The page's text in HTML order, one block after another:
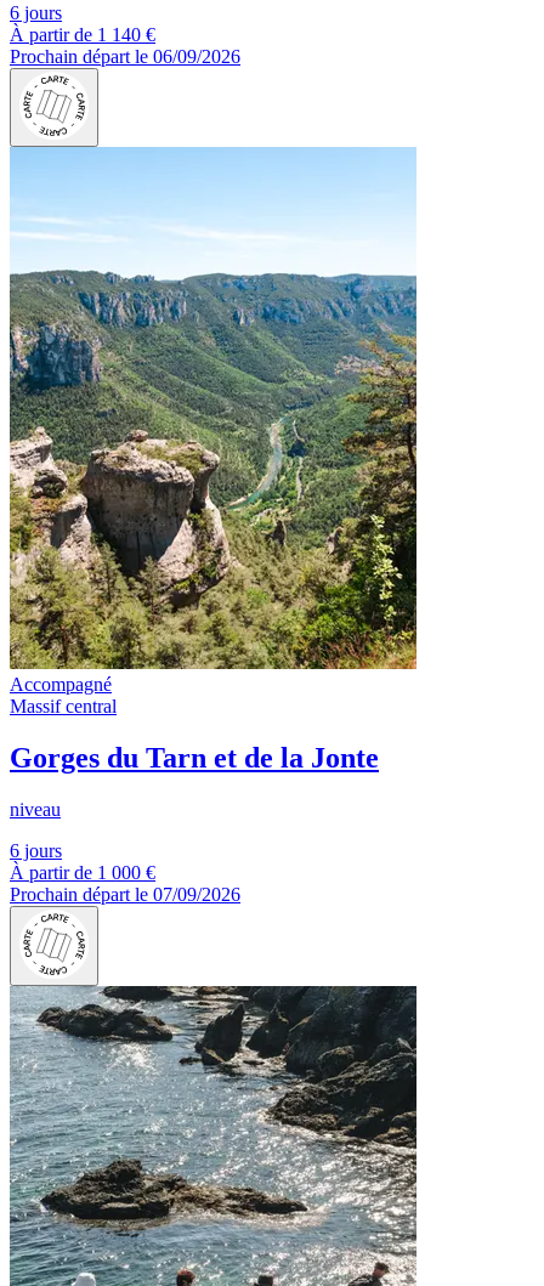
6 jours
À partir de 1 140 €
Prochain départ le 06/09/2026
Accompagné
Massif central
Gorges du Tarn et de la Jonte
niveau
6 jours
À partir de 1 000 €
Prochain départ le 07/09/2026